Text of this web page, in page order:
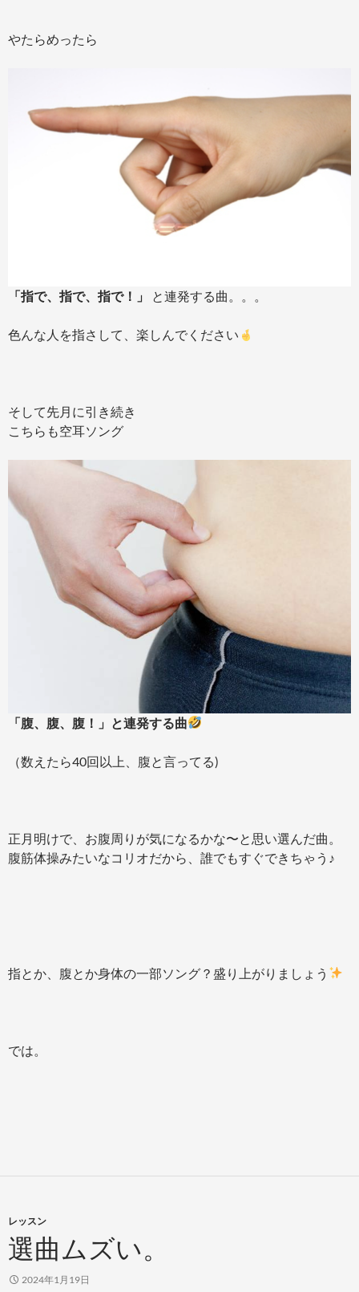
やたらめったら
「指で、指で、指で！」 と連発する曲。。。
色んな人を指さして、楽しんでください
そして先月に引き続き
こちらも空耳ソング
「腹、腹、腹！」と連発する曲
（数えたら40回以上、腹と言ってる)
正月明けで、お腹周りが気になるかな〜と思い選んだ曲。
腹筋体操みたいなコリオだから、誰でもすぐできちゃう♪
指とか、腹とか身体の一部ソング？盛り上がりましょう
では。
レッスン
選曲ムズい。
2024年1月19日